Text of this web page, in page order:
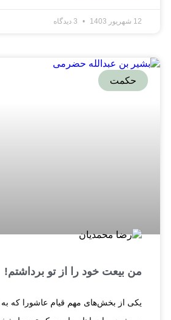
12 شهریور 1403 3 دیدگاه
حکمت
من بیعت خود را از تو برداشتم!
یکی از بخش‌های مهم قیام عاشورا که به